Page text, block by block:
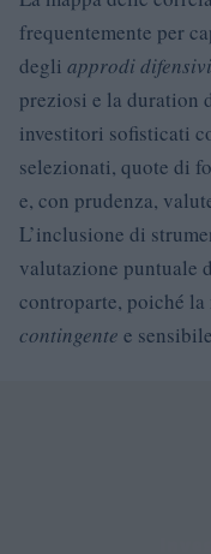
frequentemente per
degli approdi difensivi
preziosi e la duration
investitori sofisticati
selezionati, quote di
e, con prudenza,
L’inclusione di
valutazione puntuale
controparte, poiché
contingente e